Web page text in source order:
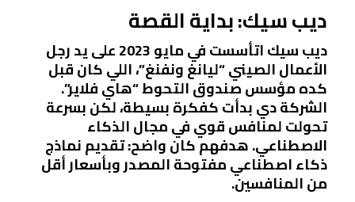
ديب سيك: بداية القصة
ديب سيك اتأسست في مايو 2023 على يد رجل
الأعمال الصيني “ليانغ ونفنغ”، اللي كان قبل
كده مؤسس صندوق التحوط “هاي فلاير”.
الشركة دي بدأت كفكرة بسيطة، لكن بسرعة
تحولت لمنافس قوي في مجال الذكاء
الاصطناعي. هدفهم كان واضح: تقديم نماذج
ذكاء اصطناعي مفتوحة المصدر وبأسعار أقل
من المنافسين.